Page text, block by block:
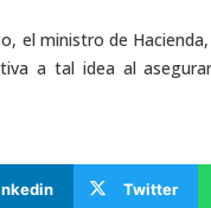
el ministro de
a tal idea al
Twitter